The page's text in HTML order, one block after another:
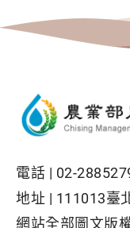
電話 | 02-
地址 | 111013臺
網站全部圖文版